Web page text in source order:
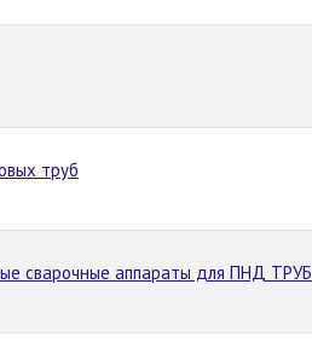
труб
сварочные аппараты для ПНД ТРУБ